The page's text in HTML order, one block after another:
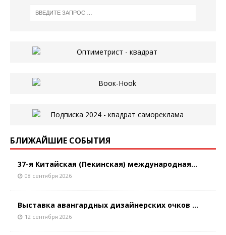
БЛИЖАЙШИЕ СОБЫТИЯ
37-я Китайская (Пекинская) международная...
08 сентября 2026
Выставка авангардных дизайнерских очков ...
12 сентября 2026